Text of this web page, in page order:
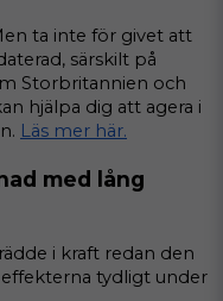
ta inte för givet att
särskilt på
Storbritannien och
hjälpa dig att agera i
Läs mer här.
med lång
i kraft redan den
effekterna tydligt under